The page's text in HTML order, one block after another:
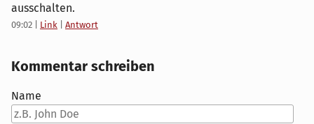
ausschalten.
09:02 Link Antwort
Kommentar schreiben
Name